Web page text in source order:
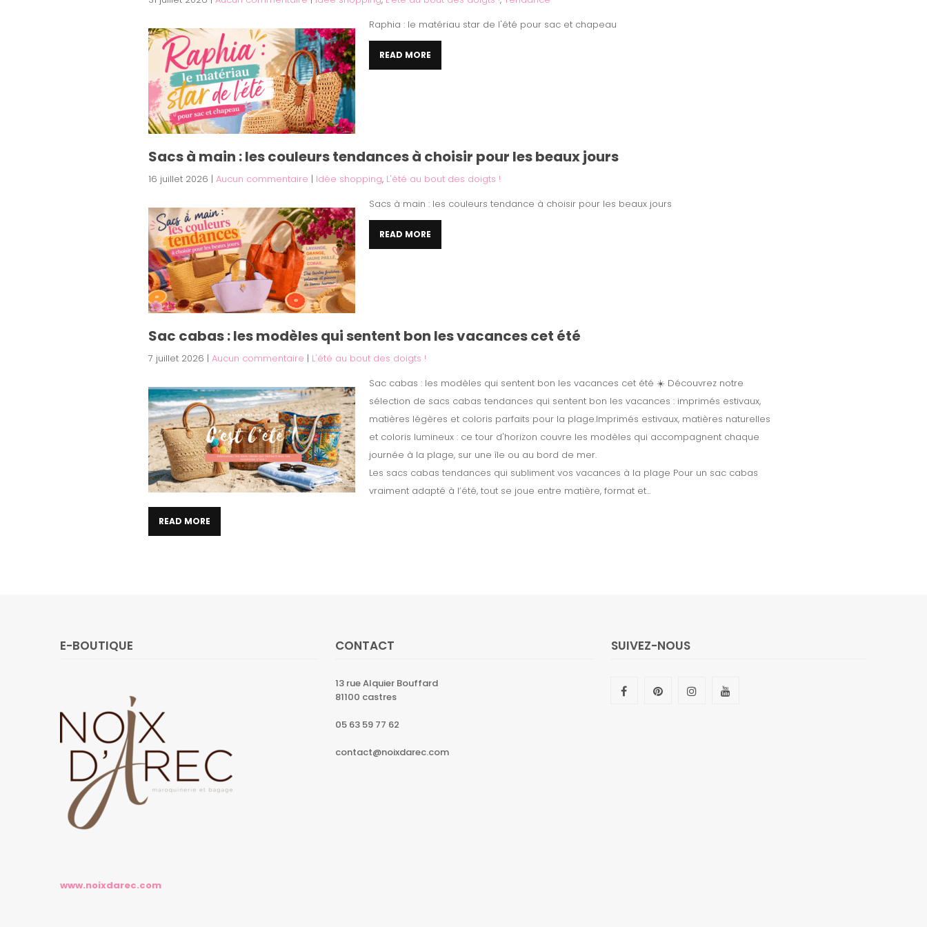
Raphia : le matériau star de l'été pour sac et chapeau
READ MORE
Sacs à main : les couleurs tendances à choisir pour les beaux jours
16 juillet 2026 | Aucun commentaire | Idée shopping, L'été au bout des doigts !
Sacs à main : les couleurs tendance à choisir pour les beaux jours
READ MORE
Sac cabas : les modèles qui sentent bon les vacances cet été
7 juillet 2026 | Aucun commentaire | L'été au bout des doigts !
Sac cabas : les modèles qui sentent bon les vacances cet été ☀️ Découvrez notre
sélection de sacs cabas tendances qui sentent bon les vacances : imprimés estivaux,
matières légères et coloris parfaits pour la plage.Imprimés estivaux, matières naturelles
et coloris lumineux : ce tour d'horizon couvre les modèles qui accompagnent chaque
journée à la plage, sur une île ou au bord de mer.
Les sacs cabas tendances qui subliment vos vacances à la plage Pour un sac cabas
vraiment adapté à l’été, tout se joue entre matière, format et...
READ MORE
E-BOUTIQUE
www.noixdarec.com
CONTACT
13 rue Alquier Bouffard
81100 castres
05 63 59 77 62
contact@noixdarec.com
SUIVEZ-NOUS